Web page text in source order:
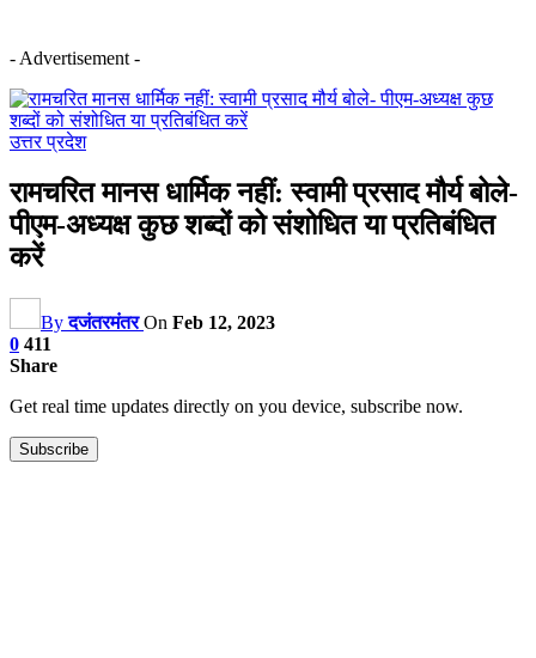
- Advertisement -
उत्तर प्रदेश
रामचरित मानस धार्मिक नहीं: स्वामी प्रसाद मौर्य बोले-
पीएम-अध्यक्ष कुछ शब्दों को संशोधित या प्रतिबंधित
करें
Byदजंतरमंतर On Feb 12, 2023
0 411
Share
Get real time updates directly on you device, subscribe now.
Subscribe